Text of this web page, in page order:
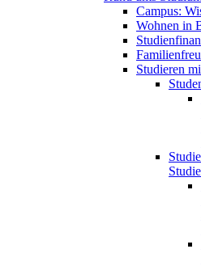
Campus:
Wohnen in
Studieren